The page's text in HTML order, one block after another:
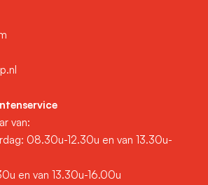
van:
08.30u-12.30u en van 13.30u-
en van 13.30u-16.00u